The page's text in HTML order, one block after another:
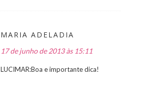
MARIA ADELADIA
17 de junho de 2013 às 15:11
LUCIMAR:Boa e importante dica!